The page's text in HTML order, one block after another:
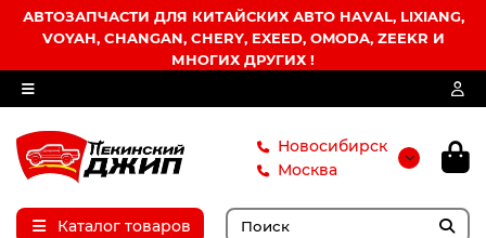
АВТОЗАПЧАСТИ ДЛЯ КИТАЙСКИХ АВТО HAVAL, LIXIANG,
VOYAH, CHANGAN, CHERY, EXEED, OMODA, ZEEKR И
МНОГИХ ДРУГИХ !
Новосибирск
Москва
Каталог товаров